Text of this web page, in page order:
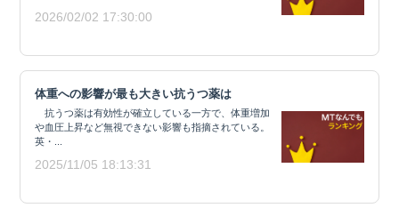
2026/02/02 17:30:00
体重への影響が最も大きい抗うつ薬は
抗うつ薬は有効性が確立している一方で、体重増加
や血圧上昇など無視できない影響も指摘されている。
英・...
2025/11/05 18:13:31